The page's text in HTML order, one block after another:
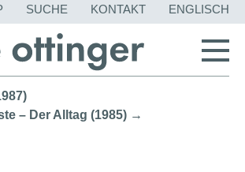
NAVIGATION
SUCHE KONTAKT ENGLISCH
– Der Alltag (1985) →